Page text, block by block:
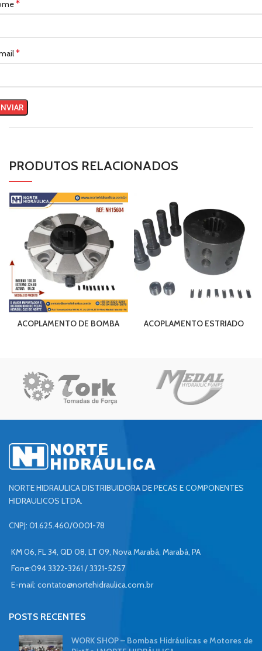
*
*
PRODUTOS RELACIONADOS
ACOPLAMENTO DE BOMBA ACOPLAMENTO ESTRIADO
NORTE HIDRAULICA DISTRIBUIDORA DE PECAS E COMPONENTES
HIDRAULICOS LTDA.
CNPJ: 01.625.460/0001-78
KM 06, FL 34, QD 08, LT 09, Nova Marabá, Marabá, PA
Fone:094 3322-3261 / 3321-5257
E-mail: contato@nortehidraulica.com.br
POSTS RECENTES
WORK SHOP – Bombas Hidráulicas e Motores de